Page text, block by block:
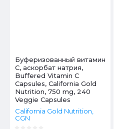
Буферизованный витамин
C, аскорбат натрия,
Buffered Vitamin C
Capsules, California Gold
Nutrition, 750 mg, 240
Veggie Capsules
California Gold Nutrition,
CGN